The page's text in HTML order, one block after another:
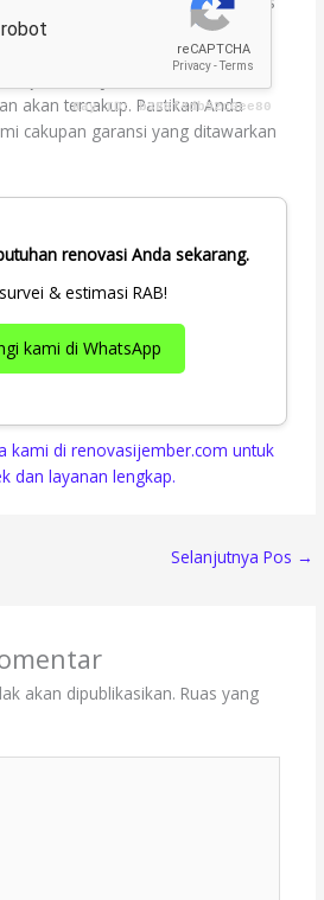
semua jenis kerusakan?
akan tercakup. Pastikan Anda
cakupan garansi yang ditawarkan
renovasi Anda sekarang.
& estimasi RAB!
kami di WhatsApp
kami di renovasijember.com untuk
dan layanan lengkap.
Selanjutnya Pos →
akan dipublikasikan. Ruas yang